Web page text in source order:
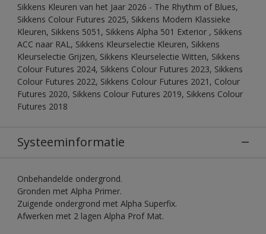
Sikkens Kleuren van het Jaar 2026 - The Rhythm of Blues,
Sikkens Colour Futures 2025, Sikkens Modern Klassieke
Kleuren, Sikkens 5051, Sikkens Alpha 501 Exterior , Sikkens
ACC naar RAL, Sikkens Kleurselectie Kleuren, Sikkens
Kleurselectie Grijzen, Sikkens Kleurselectie Witten, Sikkens
Colour Futures 2024, Sikkens Colour Futures 2023, Sikkens
Colour Futures 2022, Sikkens Colour Futures 2021, Colour
Futures 2020, Sikkens Colour Futures 2019, Sikkens Colour
Futures 2018
Systeeminformatie
Onbehandelde ondergrond.
Gronden met Alpha Primer.
Zuigende ondergrond met Alpha Superfix.
Afwerken met 2 lagen Alpha Prof Mat.